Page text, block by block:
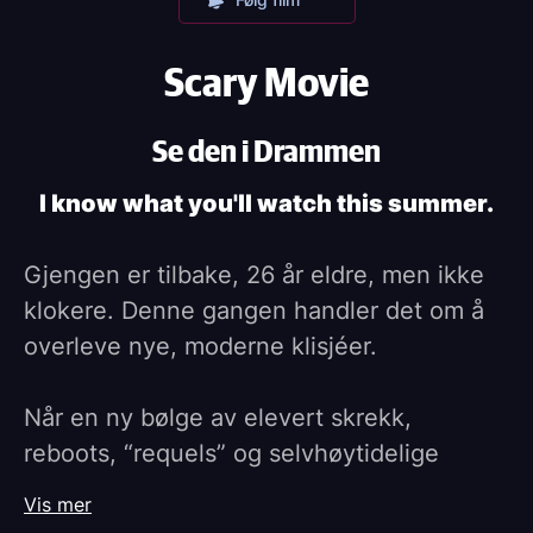
Scary Movie
Se den i Drammen
I know what you'll watch this summer.
Gjengen er tilbake, 26 år eldre, men ikke
klokere. Denne gangen handler det om å
overleve nye, moderne klisjéer.
Når en ny bølge av elevert skrekk,
reboots, “requels” og selvhøytidelige
Vis mer